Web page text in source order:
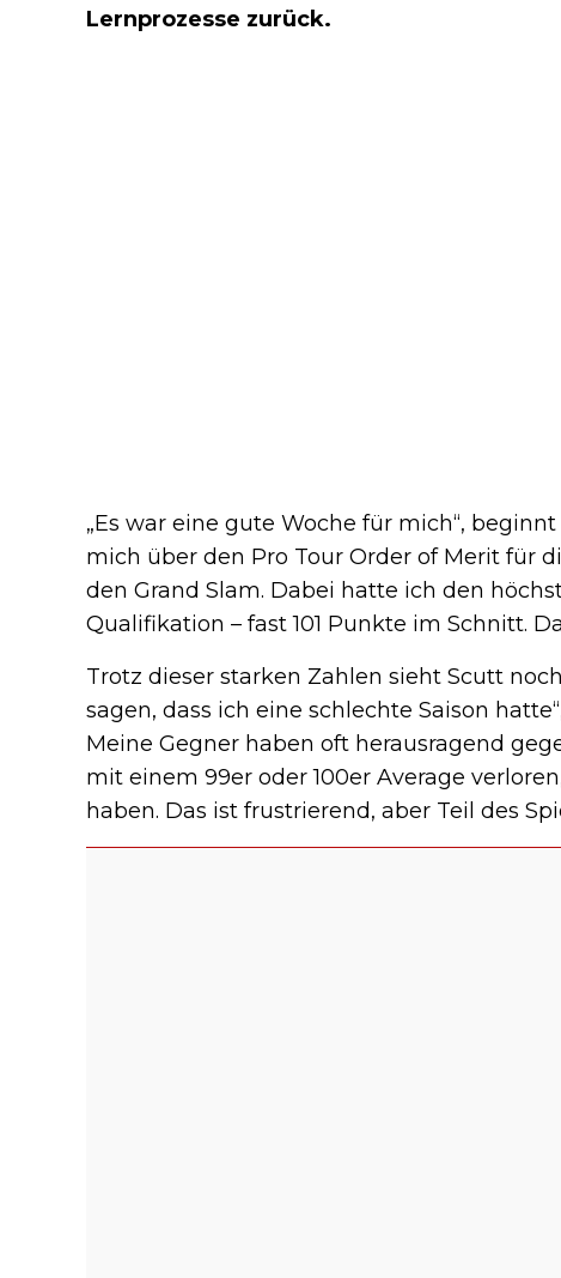
Lernprozesse zurück.
„Es war eine gute Woche für mich“,
mich über den Pro Tour Order of Merit für
den Grand Slam. Dabei hatte ich den
Qualifikation – fast 101 Punkte im Schnitt.
Trotz dieser starken Zahlen sieht Scutt
sagen, dass ich eine schlechte Saison
Meine Gegner haben oft herausragend
mit einem 99er oder 100er Average
haben. Das ist frustrierend, aber Teil des